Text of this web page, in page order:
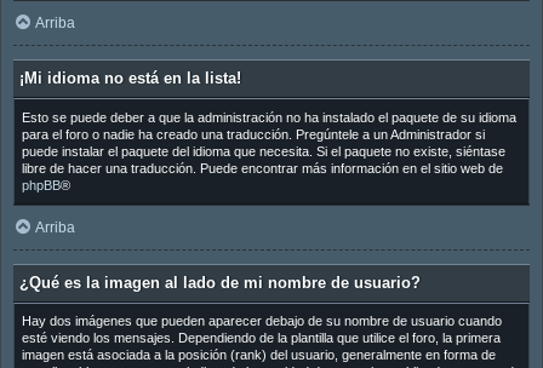
Arriba
¡Mi idioma no está en la lista!
Esto se puede deber a que la administración no ha instalado el paquete de su idioma
para el foro o nadie ha creado una traducción. Pregúntele a un Administrador si
puede instalar el paquete del idioma que necesita. Si el paquete no existe, siéntase
libre de hacer una traducción. Puede encontrar más información en el sitio web de
phpBB®
Arriba
¿Qué es la imagen al lado de mi nombre de usuario?
Hay dos imágenes que pueden aparecer debajo de su nombre de usuario cuando
esté viendo los mensajes. Dependiendo de la plantilla que utilice el foro, la primera
imagen está asociada a la posición (rank) del usuario, generalmente en forma de